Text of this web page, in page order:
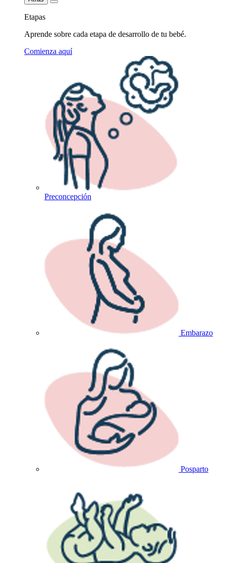
Etapas
Aprende sobre cada etapa de desarrollo de tu bebé.
Comienza aquí
Preconcepción
Embarazo
Posparto